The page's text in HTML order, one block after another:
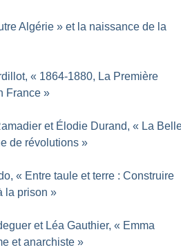
Algérie » et la naissance de la
« 1864-1880, La Première
France »
et Élodie Durand, « La
de révolutions »
« Entre taule et terre : Construire
la prison »
et Léa Gauthier, « Emma
et anarchiste »